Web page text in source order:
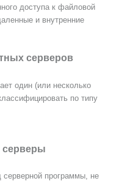
доступа к файловой
и внутренние
серверов
один (или несколько
по типу
серверы
программы, не